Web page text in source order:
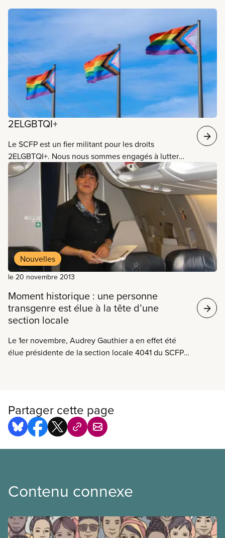
En savoir plus
2ELGBTQI+
Le SCFP est un fier militant pour les droits
2ELGBTQI+. Nous nous sommes engagés à lutter
contre la discrimination et la haine au sein du
milieu de travail et dans les communautés. Grâce
au travail du Comité national du triangle rose et de
notre coalition de partenaires, nous avons aidé à
faire progresser la situation pour la population
2ELGBTQI+ canadienne et internationale. Tous les
jours, nous travaillons à assurer un environnement
sans discrimination ni harcèlement pour nos
membres 2ELGBTQI+.
Nouvelles
le 20 novembre 2013
Moment historique : une personne
transgenre est élue à la tête d’une
section locale
Le 1er novembre, Audrey Gauthier a en effet été
élue présidente de la section locale 4041 du SCFP,
Partager cette page
Contenu connexe